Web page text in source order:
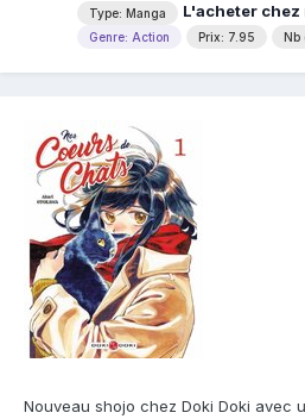
Type: Manga L'acheter
Genre: Action Prix: 7.95 Nb
Nouveau shojo chez Doki Doki avec